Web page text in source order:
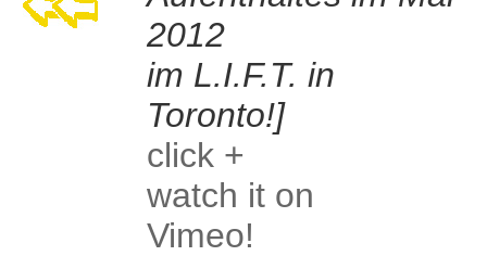
2012
im L.I.F.T. in
Toronto!]
click +
watch it on
Vimeo!